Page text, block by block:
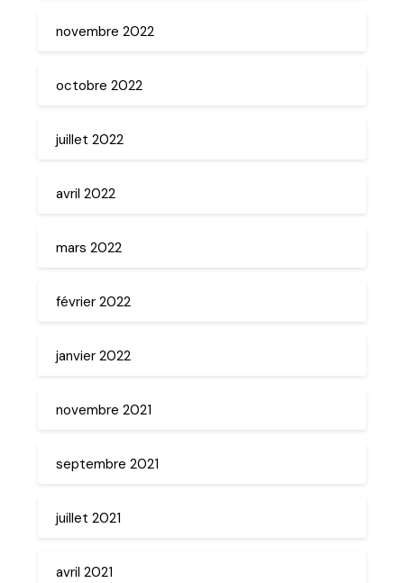
novembre 2022
octobre 2022
juillet 2022
avril 2022
mars 2022
février 2022
janvier 2022
novembre 2021
septembre 2021
juillet 2021
avril 2021